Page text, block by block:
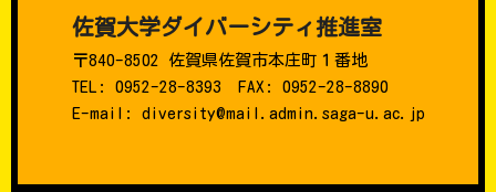
佐賀大学ダイバーシティ推進室
〒840-8502 佐賀県佐賀市本庄町１番地
TEL: 0952-28-8393 FAX: 0952-28-8890
E-mail: diversity@mail.admin.saga-u.ac.jp